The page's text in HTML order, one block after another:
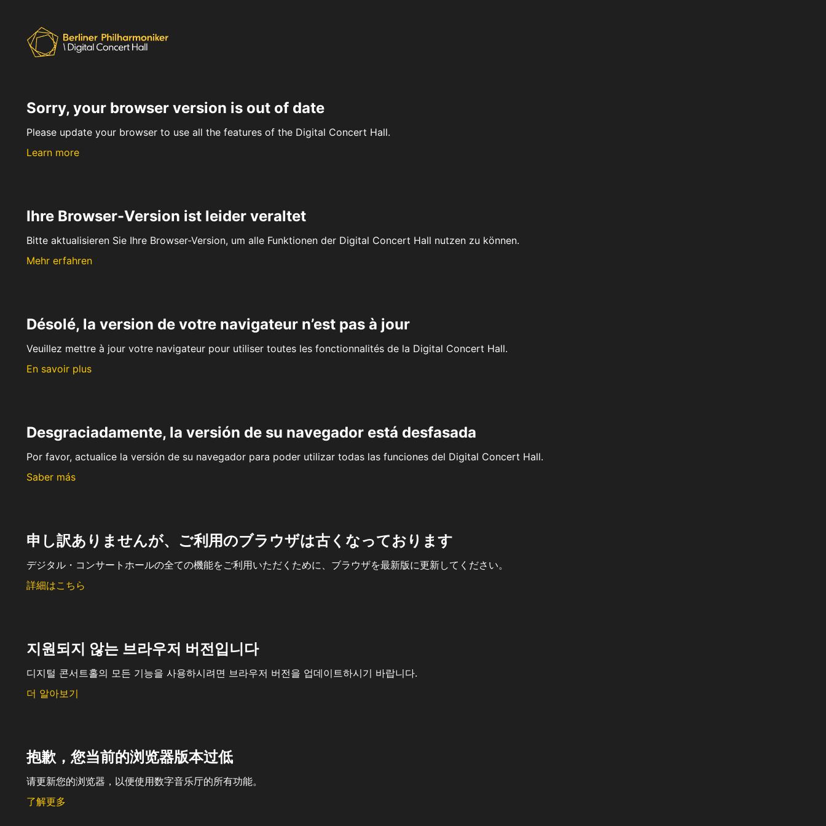
Sorry, your browser version is out of date
Please update your browser to use all the features of the Digital Concert Hall.
Learn more
Ihre Browser-Version ist leider veraltet
Bitte aktualisieren Sie Ihre Browser-Version, um alle Funktionen der Digital Concert Hall nutzen zu können.
Mehr erfahren
Désolé, la version de votre navigateur n’est pas à jour
Veuillez mettre à jour votre navigateur pour utiliser toutes les fonctionnalités de la Digital Concert Hall.
En savoir plus
Desgraciadamente, la versión de su navegador está desfasada
Por favor, actualice la versión de su navegador para poder utilizar todas las funciones del Digital Concert Hall.
Saber más
申し訳ありませんが、ご利用のブラウザは古くなっております
デジタル・コンサートホールの全ての機能をご利用いただくために、ブラウザを最新版に更新してください。
詳細はこちら
지원되지 않는 브라우저 버전입니다
디지털 콘서트홀의 모든 기능을 사용하시려면 브라우저 버전을 업데이트하시기 바랍니다.
더 알아보기
抱歉，您当前的浏览器版本过低
请更新您的浏览器，以便使用数字音乐厅的所有功能。
了解更多